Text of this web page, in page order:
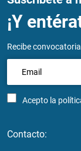
¡Y
Recibe
Acepto la
Contacto: